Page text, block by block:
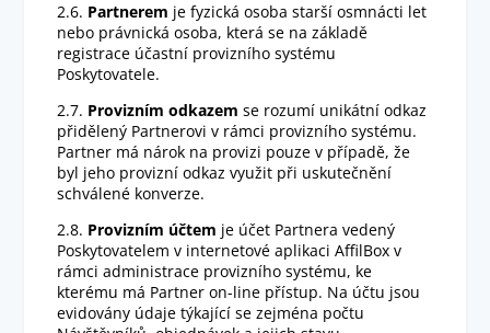
2.6. Partnerem je fyzická osoba starší osmnácti let
nebo právnická osoba, která se na základě
registrace účastní provizního systému
Poskytovatele.
2.7. Provizním odkazem se rozumí unikátní odkaz
přidělený Partnerovi v rámci provizního systému.
Partner má nárok na provizi pouze v případě, že
byl jeho provizní odkaz využit při uskutečnění
schválené konverze.
2.8. Provizním účtem je účet Partnera vedený
Poskytovatelem v internetové aplikaci AffilBox v
rámci administrace provizního systému, ke
kterému má Partner on-line přístup. Na účtu jsou
evidovány údaje týkající se zejména počtu